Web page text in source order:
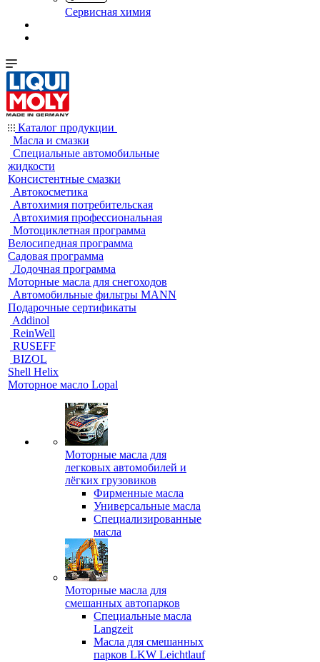
Сервисная химия
Каталог продукции
Масла и смазки
Специальные автомобильные
жидкости
Консистентные смазки
Автокосметика
Автохимия потребительская
Автохимия профессиональная
Мотоциклетная программа
Велосипедная программа
Садовая программа
Лодочная программа
Моторные масла для снегоходов
Автомобильные фильтры MANN
Подарочные сертификаты
Addinol
ReinWell
RUSEFF
BIZOL
Shell Helix
Моторное масло Lopal
Моторные масла для
легковых автомобилей и
лёгких грузовиков
Фирменные масла
Универсальные масла
Специализированные
масла
Моторные масла для
смешанных автопарков
Специальные масла
Langzeit
Масла для смешанных
парков LKW Leichtlauf